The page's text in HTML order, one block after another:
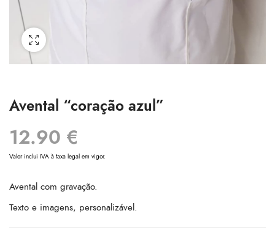
Avental “coração azul”
12.90 €
Valor inclui IVA à taxa legal em vigor.
Avental com gravação.
Texto e imagens, personalizável.